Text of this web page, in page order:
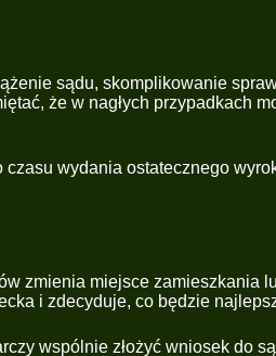
sądu, skomplikowanie
że w nagłych przypadkach
wydania ostatecznego
zmienia miejsce zamieszkania
i zdecyduje, co będzie
wspólnie złożyć wniosek do